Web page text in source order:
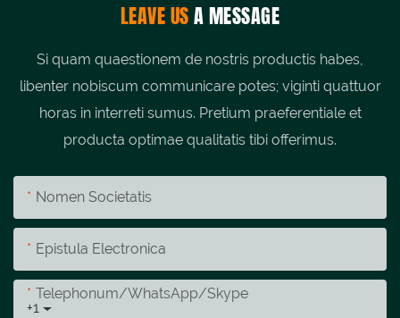
LEAVE USA MESSAGE
Si quam quaestionem de nostris productis habes,
libenter nobiscum communicare potes; viginti quattuor
horas in interreti sumus. Pretium praeferentiale et
producta optimae qualitatis tibi offerimus.
Nomen Societatis
Epistula Electronica
+1
Telephonum/whatsApp/skype